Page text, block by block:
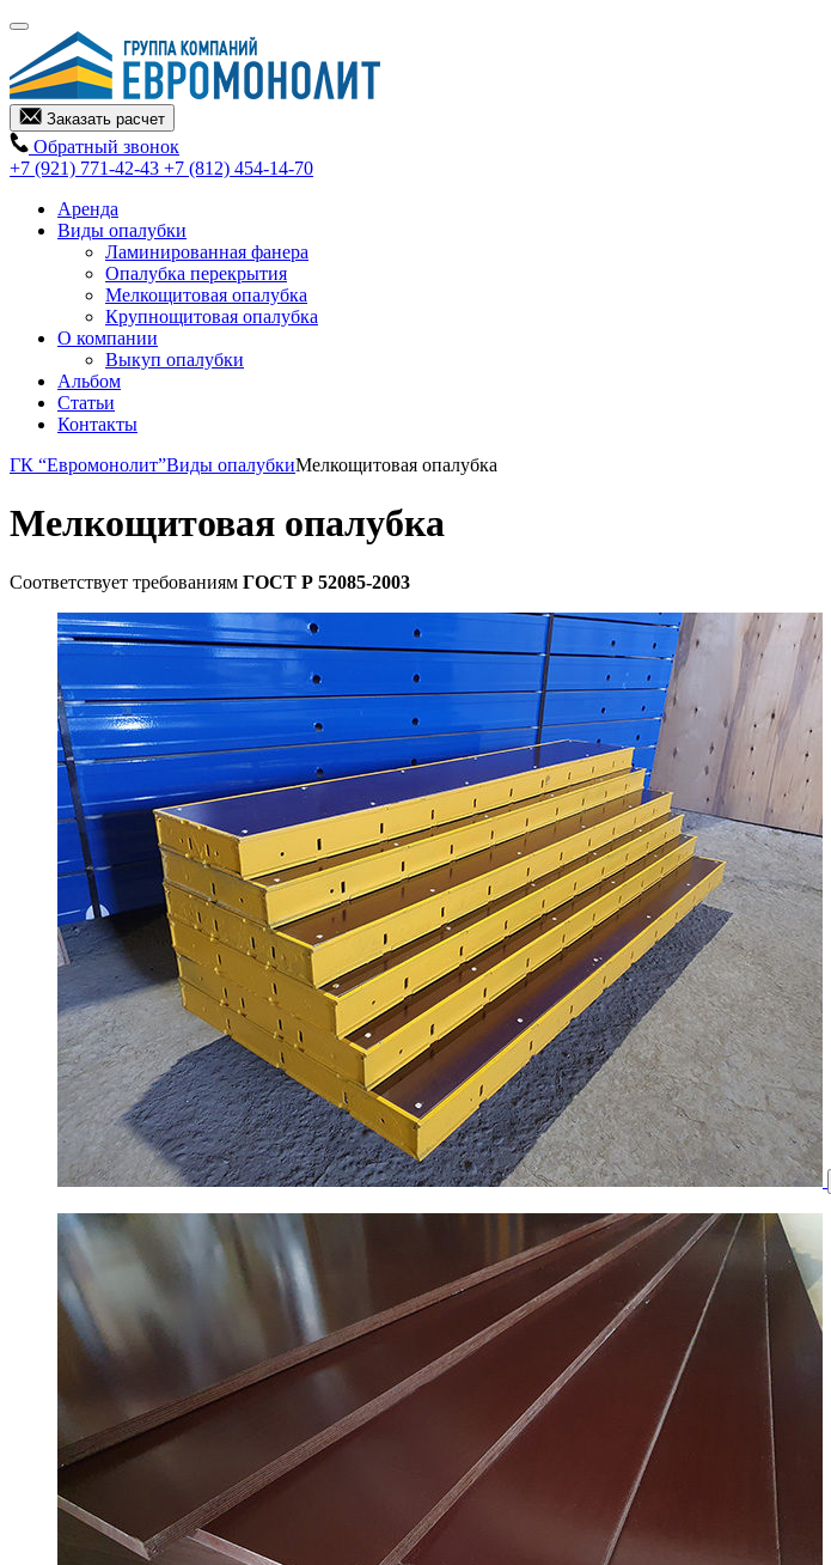
Заказать расчет
Обратный звонок
+7 (921) 771-42-43 +7 (812) 454-14-70
Аренда
Виды опалубки
Ламинированная фанера
Опалубка перекрытия
Мелкощитовая опалубка
Крупнощитовая опалубка
О компании
Выкуп опалубки
Альбом
Статьи
Контакты
ГК “Евромонолит”Виды опалубкиМелкощитовая опалубка
Мелкощитовая опалубка
Соответствует требованиям ГОСТ Р 52085-2003